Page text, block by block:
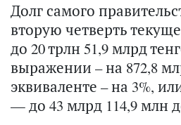
Долг самого
вторую четверть
до 20 трлн 51,9 млрд
выражении – на 872,8
эквиваленте – на 3%,
— до 43 млрд 114,9 млн